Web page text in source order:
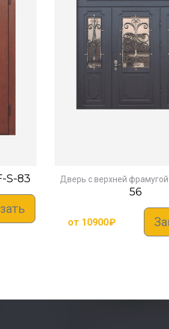
S-83 Дверь с верхней фрамугой
56
от 10900₽